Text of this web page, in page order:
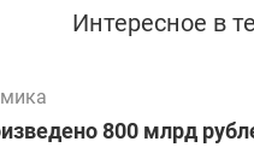
Интересное в
800 млрд